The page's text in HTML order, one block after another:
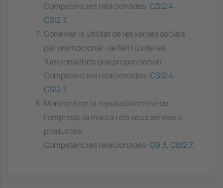
Competències relacionades: CSI2.4,
CSI2.7,
Conèixer la utilitat de les xarxes socials
per promocionar-se fent ús de les
funcionalitats que proporcionen.
Competències relacionades: CSI2.4,
CSI2.7,
Monitoritzar la reputació online de
l'empresa, la marca i els seus serveis o
productes.
Competències relacionades: G9.3, CSI2.7,